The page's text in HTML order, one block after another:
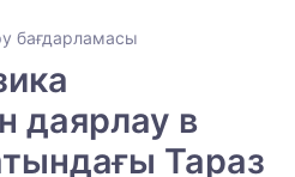
бағдарламасы
даярлау в
Тараз